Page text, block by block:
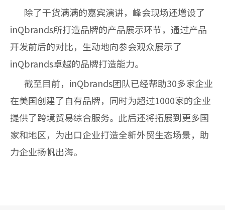
除了干货满满的嘉宾演讲，峰会现场还增设了
inQbrands所打造品牌的产品展示环节，通过产品
开发前后的对比，生动地向参会观众展示了
inQbrands卓越的品牌打造能力。
截至目前，inQbrands团队已经帮助30多家企业
在美国创建了自有品牌，同时为超过1000家的企业
提供了跨境贸易综合服务。此后还将拓展到更多国
家和地区，为出口企业打造全新外贸生态场景，助
力企业扬帆出海。